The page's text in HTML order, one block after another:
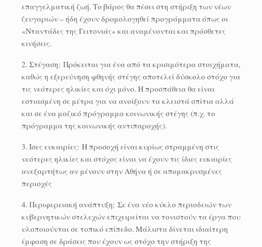
επαγγελματική ζωή. Το βάρος θα πέσει στη στήριξη των νέων
ζευγαριών – ήδη έχουν δρομολογηθεί προγράμματα όπως οι
«Νταντάδες της Γειτονιάς» και αναμένονται και πρόσθετες
κινήσεις.
2. Στέγαση: Πρόκειται για ένα από τα κρισιμότερα στοιχήματα,
καθώς η εξερεύνηση φθηνής στέγης αποτελεί δύσκολο στόχο για
τις νεότερες ηλικίες και όχι μόνο. Η προσπάθεια θα είναι
εστιασμένη σε μέτρα για να ανοίξουν τα κλειστά σπίτια αλλά
και σε ένα μαζικό πρόγραμμα κοινωνικής στέγης (π.χ. το
πρόγραμμα της κοινωνικής αντιπαροχής).
3. Ίσες ευκαιρίες: Η προσοχή είναι κυρίως στραμμένη στις
νεότερες ηλικίες και στόχος είναι να έχουν τις ίδιες ευκαιρίες
ανεξαρτήτως αν μένουν στην Αθήνα ή σε απομακρυσμένες
περιοχές
4. Περιφερειακή ανάπτυξη: Σε ένα νέο κύκλο περιοδειών των
κυβερνητικών στελεχών επιχειρείται να τονιστούν τα έργα που
υλοποιούνται σε τοπικό επίπεδο. Μάλιστα δίνεται ιδιαίτερη
έμφαση σε δράσεις που έχουν ως στόχο την στήριξη της